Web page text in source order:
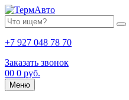
+7 927 048 78 70
Заказать звонок
00 0 руб.
Меню